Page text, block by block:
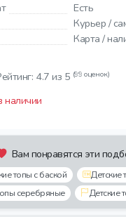
Есть
Курьер /
Карта /
4.7 из 5 (99 оценок)
наличии
Вам понравятся эти
топы с баской
Детские
серебряные
Детские